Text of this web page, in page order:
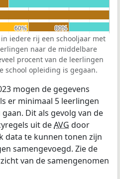
60%
60% 80%
80%
iedere rij een schooljaar met
naar de middelbare
procent van de leerlingen
school opleiding is gegaan.
mogen de gegevens
er minimaal 5 leerlingen
Dit als gevolg van de
uit deAVG door
data te kunnen tonen zijn
samengevoegd. Zie de
van de samengenomen